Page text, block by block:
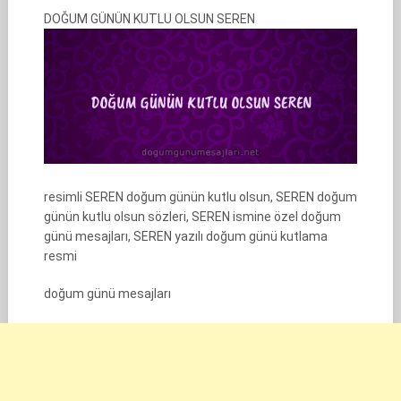
DOĞUM GÜNÜN KUTLU OLSUN SEREN
resimli SEREN doğum günün kutlu olsun, SEREN doğum
günün kutlu olsun sözleri, SEREN ismine özel doğum
günü mesajları, SEREN yazılı doğum günü kutlama
resmi
doğum günü mesajları